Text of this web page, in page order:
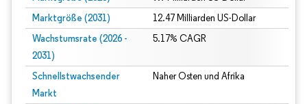
Marktgröße (2031) 12.47 Milliarden US-Dollar
Wachstumsrate (2026 -
2031)
5.17% CAGR
Schnellstwachsender
Markt
Naher Osten und Afrika